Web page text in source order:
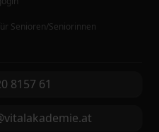
Senioren/Seniorinnen
8157 61